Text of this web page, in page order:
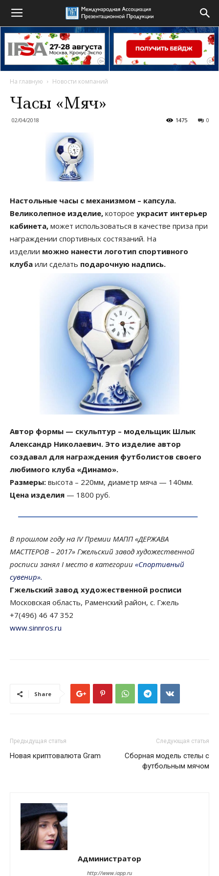
На главную Новости компаний
Часы «Мяч»
02/04/2018 0
1475
Настольные часы с механизмом – капсула.
Великолепное изделие, которое украсит интерьер
кабинета, может использоваться в качестве приза при
награждении спортивных состязаний. На
изделии можно нанести логотип спортивного
клуба или сделать подарочную надпись.
Автор формы — скульптур – модельщик Шлык
Александр Николаевич. Это изделие автор
создавал для награждения футболистов своего
любимого клуба «Динамо».
Размеры: высота – 220мм, диаметр мяча — 140мм.
Цена изделия — 1800 руб.
В прошлом году на IV Премии МАПП «ДЕРЖАВА
МАСТТЕРОВ – 2017» Гжельский завод художественной
росписи занял І место в категории «Спортивный
сувенир».
Гжельский завод художественной росписи
Московская область, Раменский район, с. Гжель
+7(496) 46 47 352
www.sinnros.ru
Share
Предыдущая статья
Новая криптовалюта Gram
Следующая статья
Сборная модель стелы с
футбольным мячом
Администратор
http://www.iapp.ru